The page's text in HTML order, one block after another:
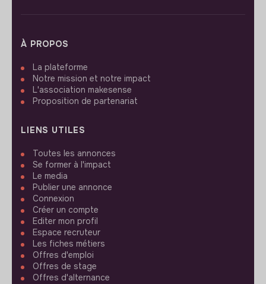
À PROPOS
La plateforme
Notre mission et notre impact
L'association makesense
Proposition de partenariat
LIENS UTILES
Toutes les annonces
Se former à l'impact
Le media
Publier une annonce
Connexion
Créer un compte
Editer mon profil
Espace recruteur
Les fiches métiers
Offres d'emploi
Offres de stage
Offres d'alternance